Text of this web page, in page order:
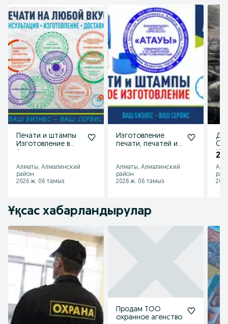
Печати и штампы
Изготовление в
Алматы, Алмалинский
район
2026 ж. 06 тамыз
Изготовление
печати, печатей и
Алматы, Алмалинский
район
2026 ж. 06 тамыз
2
Ұқсас хабарландырулар
Продам ТОО
охранное агенство